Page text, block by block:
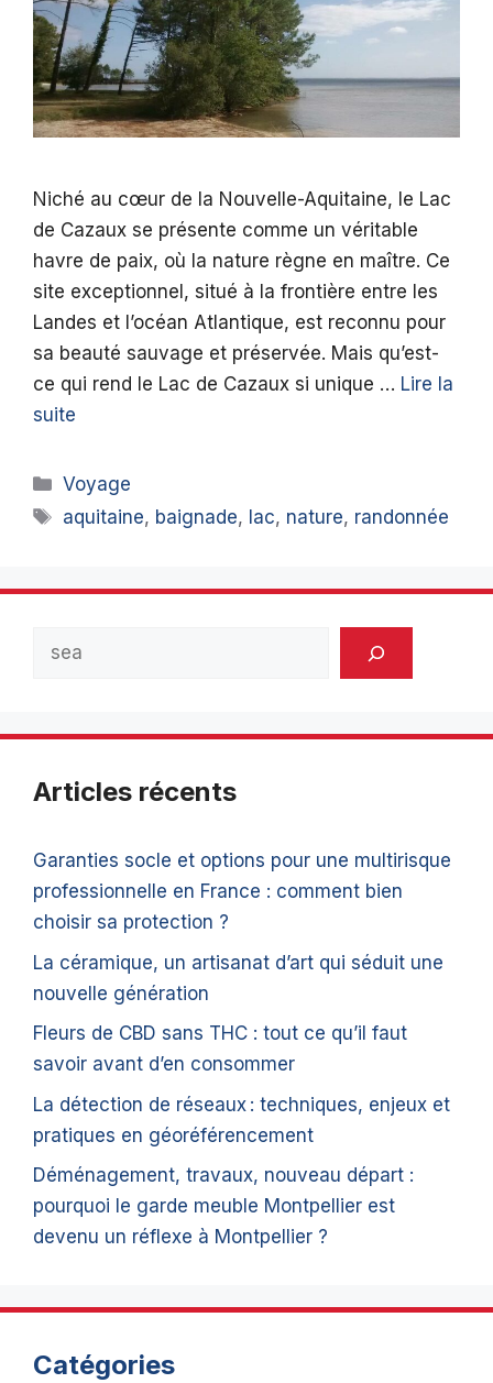
Niché au cœur de la Nouvelle-Aquitaine, le Lac
de Cazaux se présente comme un véritable
havre de paix, où la nature règne en maître. Ce
site exceptionnel, situé à la frontière entre les
Landes et l’océan Atlantique, est reconnu pour
sa beauté sauvage et préservée. Mais qu’est-
ce qui rend le Lac de Cazaux si unique … Lire la
suite
Catégories
Voyage
Étiquettes
aquitaine, baignade, lac, nature, randonnée
Articles récents
Garanties socle et options pour une multirisque
professionnelle en France : comment bien
choisir sa protection ?
La céramique, un artisanat d’art qui séduit une
nouvelle génération
Fleurs de CBD sans THC : tout ce qu’il faut
savoir avant d’en consommer
La détection de réseaux : techniques, enjeux et
pratiques en géoréférencement
Déménagement, travaux, nouveau départ :
pourquoi le garde meuble Montpellier est
devenu un réflexe à Montpellier ?
Catégories